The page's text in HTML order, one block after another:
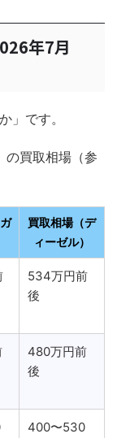
年7月
」です。
の買取相場（参
買取相場（デ
ィーゼル）
534万円前
後
480万円前
後
400〜530